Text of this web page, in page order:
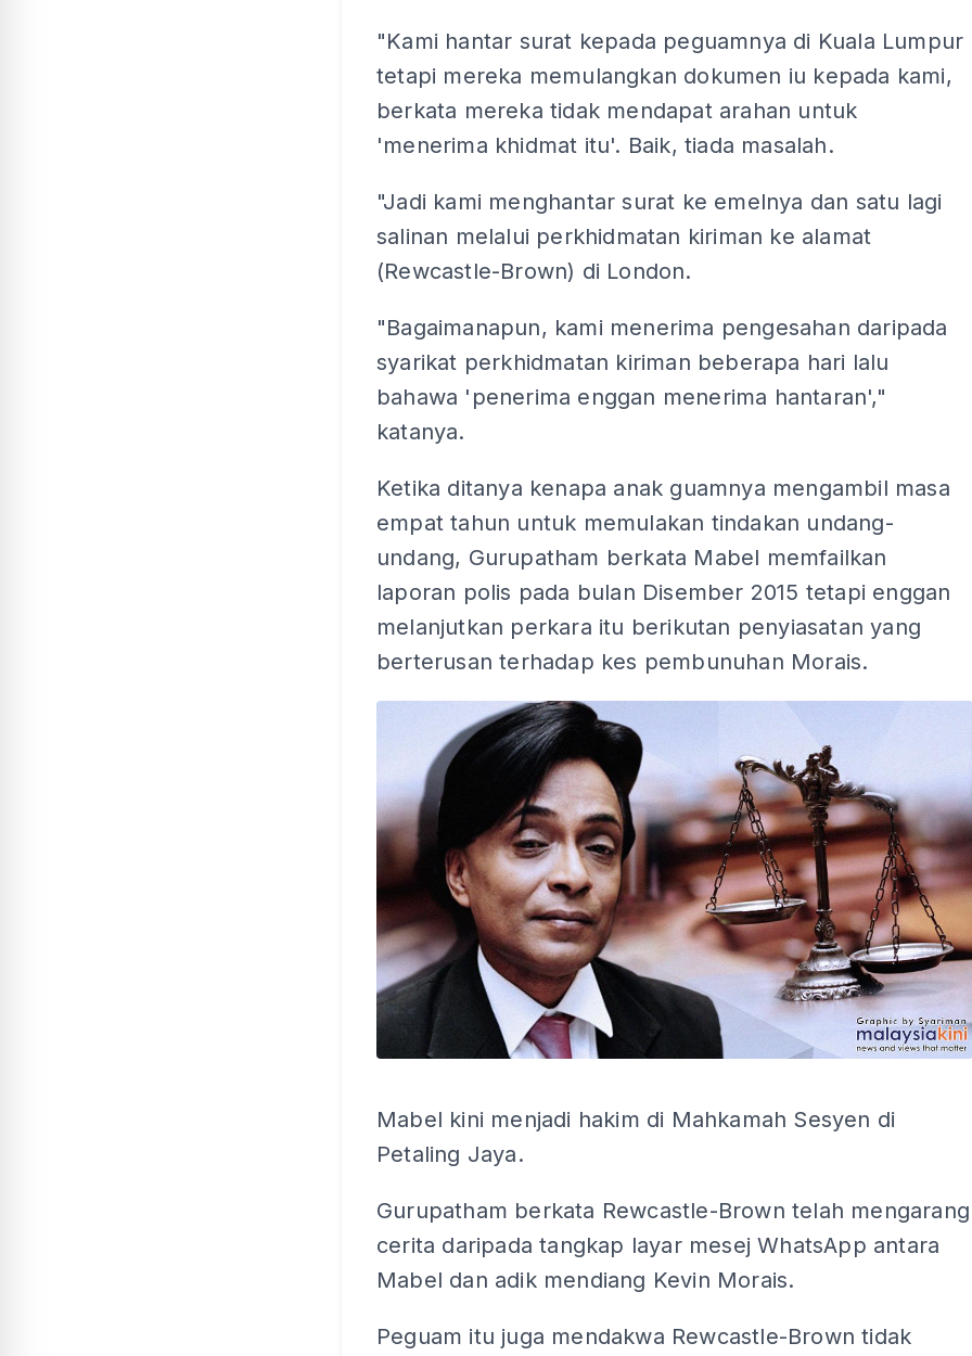
"Kami hantar surat kepada peguamnya di Kuala Lumpur
tetapi mereka memulangkan dokumen iu kepada kami,
berkata mereka tidak mendapat arahan untuk
'menerima khidmat itu'. Baik, tiada masalah.
"Jadi kami menghantar surat ke emelnya dan satu lagi
salinan melalui perkhidmatan kiriman ke alamat
(Rewcastle-Brown) di London.
"Bagaimanapun, kami menerima pengesahan daripada
syarikat perkhidmatan kiriman beberapa hari lalu
bahawa 'penerima enggan menerima hantaran',"
katanya.
Ketika ditanya kenapa anak guamnya mengambil masa
empat tahun untuk memulakan tindakan undang-
undang, Gurupatham berkata Mabel memfailkan
laporan polis pada bulan Disember 2015 tetapi enggan
melanjutkan perkara itu berikutan penyiasatan yang
berterusan terhadap kes pembunuhan Morais.
Mabel kini menjadi hakim di Mahkamah Sesyen di
Petaling Jaya.
Gurupatham berkata Rewcastle-Brown telah mengarang
cerita daripada tangkap layar mesej WhatsApp antara
Mabel dan adik mendiang Kevin Morais.
Peguam itu juga mendakwa Rewcastle-Brown tidak